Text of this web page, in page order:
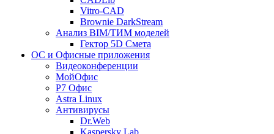
Vitro-CAD
Brownie DarkStream
Анализ BIM/ТИМ моделей
Гектор 5D Смета
ОС и Офисные приложения
Видеоконференции
МойОфис
P7 Офис
Astra Linux
Антивирусы
Dr.Web
Kaspersky Lab